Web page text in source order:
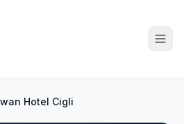
Hotel Cigli